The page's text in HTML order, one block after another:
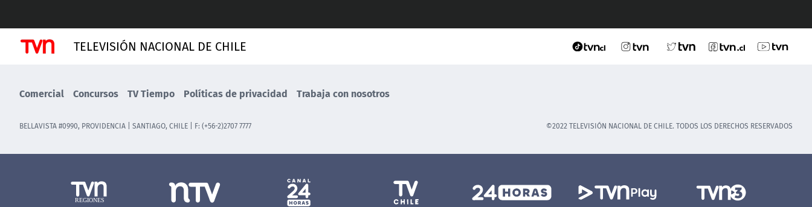
TELEVISIÓN NACIONAL DE CHILE
Comercial Concursos TV Tiempo Políticas de privacidad Trabaja con nosotros
BELLAVISTA #0990, PROVIDENCIA | SANTIAGO, CHILE | F: (+56-2)2707 7777 ©2022 TELEVISIÓN NACIONAL DE CHILE. TODOS LOS DERECHOS RESERVADOS